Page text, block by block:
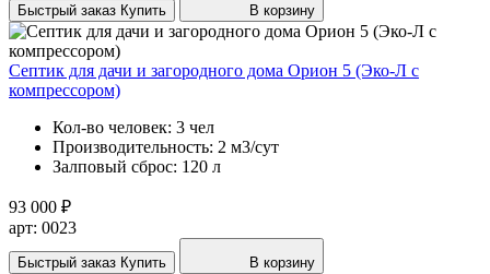
Быстрый заказ Купить В корзину
Септик для дачи и загородного дома Орион 5 (Эко-Л с
компрессором)
Кол-во человек: 3 чел
Производительность: 2 м3/сут
Залповый сброс: 120 л
93 000 ₽
арт: 0023
Быстрый заказ Купить В корзину